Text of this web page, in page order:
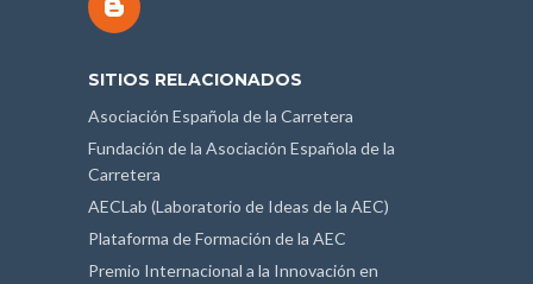
SITIOS RELACIONADOS
Asociación Española de la Carretera
Fundación de la Asociación Española de la
Carretera
AECLab (Laboratorio de Ideas de la AEC)
Plataforma de Formación de la AEC
Premio Internacional a la Innovación en